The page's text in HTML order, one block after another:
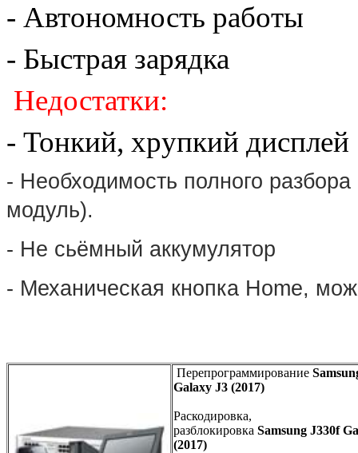
- Автономность работы
- Быстрая зарядка
Недостатки:
- Тонкий, хрупкий дисплей
- Необходимость полного
модуль).
- Не сьёмный аккумулятор
- Механическая кнопка Home,
Перепрограммирование
Galaxy J3 (2017)
Раскодировка,
разблокировка Samsung J330f
(2017)